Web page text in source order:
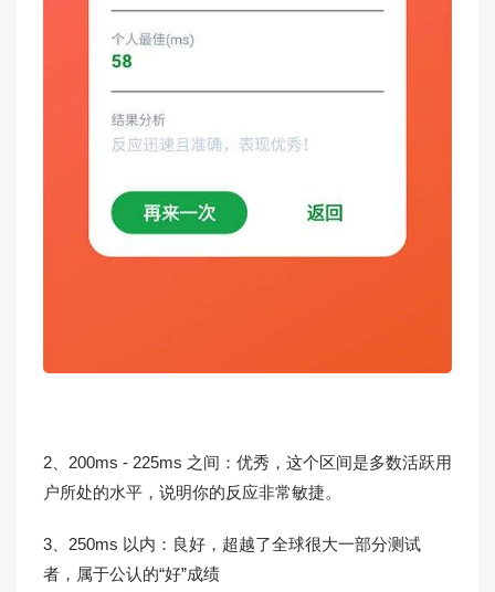
2、200ms - 225ms 之间：优秀，这个区间是多数活跃用
户所处的水平，说明你的反应非常敏捷。
3、250ms 以内：良好，超越了全球很大一部分测试
者，属于公认的“好”成绩